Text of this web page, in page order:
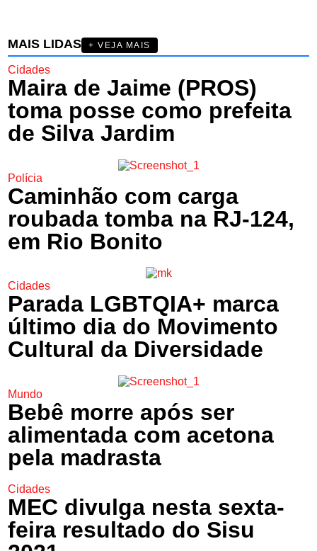
MAIS LIDAS + VEJA MAIS
Cidades
Maira de Jaime (PROS)
toma posse como prefeita
de Silva Jardim
Polícia
Caminhão com carga
roubada tomba na RJ-124,
em Rio Bonito
Cidades
Parada LGBTQIA+ marca
último dia do Movimento
Cultural da Diversidade
Mundo
Bebê morre após ser
alimentada com acetona
pela madrasta
Cidades
MEC divulga nesta sexta-
feira resultado do Sisu